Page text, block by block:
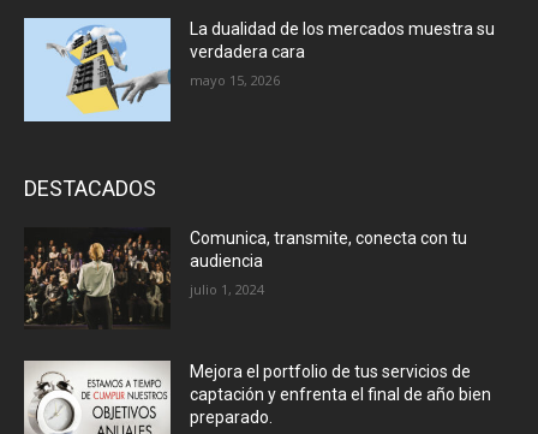
La dualidad de los mercados muestra su
verdadera cara
mayo 15, 2026
DESTACADOS
Comunica, transmite, conecta con tu
audiencia
julio 1, 2024
Mejora el portfolio de tus servicios de
captación y enfrenta el final de año bien
preparado.